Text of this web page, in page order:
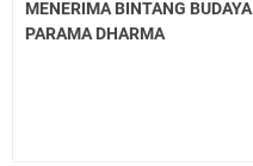
MENERIMA BINTANG BUDAYA
PARAMA DHARMA